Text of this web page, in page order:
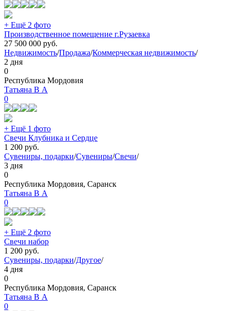
+ Ещё 2 фото
Производственное помещение г.Рузаевка
27 500 000 руб.
Недвижимость/Продажа/Коммерческая недвижимость/
2 дня
0
Республика Мордовия
Татьяна В А
0
+ Ещё 1 фото
Свечи Клубника и Сердце
1 200 руб.
Сувениры, подарки/Сувениры/Свечи/
3 дня
0
Республика Мордовия, Саранск
Татьяна В А
0
+ Ещё 2 фото
Свечи набор
1 200 руб.
Сувениры, подарки/Другое/
4 дня
0
Республика Мордовия, Саранск
Татьяна В А
0